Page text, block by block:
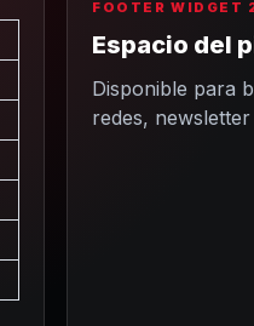
FOOTER WIDGET
Espacio del
Disponible para
redes,